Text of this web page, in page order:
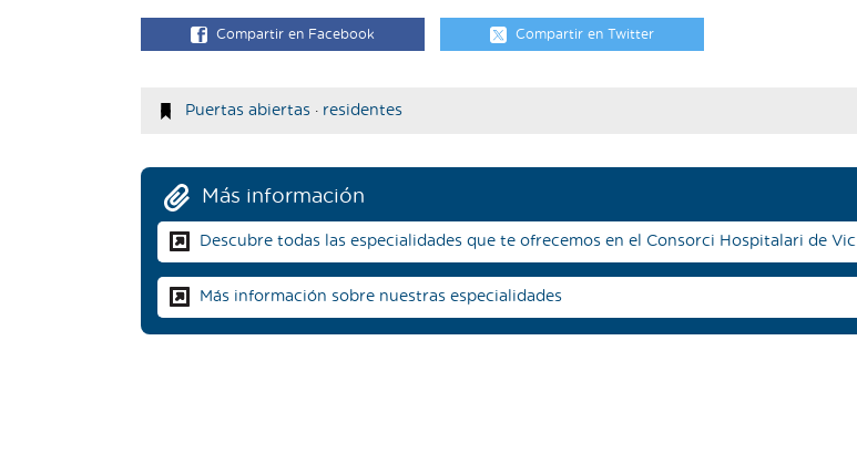
Compartir en Facebook Compartir en Twitter
Puertas abiertas · residentes
Más información
Descubre todas las especialidades que te ofrecemos en el Consorci Hospitalari de Vic
Más información sobre nuestras especialidades